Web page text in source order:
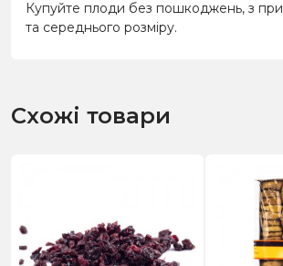
Купуйте плоди без пошкоджень, з
та середнього розміру.
Схожі товари